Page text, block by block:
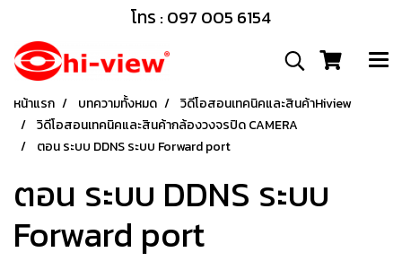
โทร : 097 005 6154
หน้าแรก บทความทั้งหมด
วิดีโอสอนเทคนิคและสินค้าHiview
วิดีโอสอนเทคนิคและสินค้ากล้องวงจรปิด CAMERA
ตอน ระบบ DDNS ระบบ Forward port
ตอน ระบบ DDNS ระบบ
Forward port